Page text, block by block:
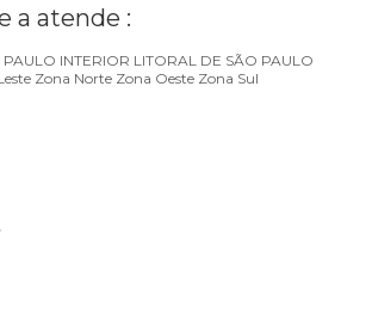
a atende :
PAULO INTERIOR LITORAL DE SÃO PAULO
Zona Norte Zona Oeste Zona Sul